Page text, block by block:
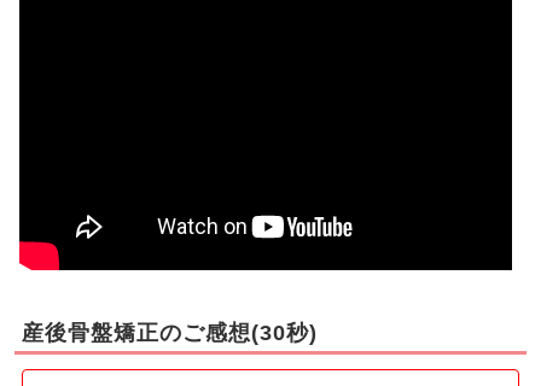
産後骨盤矯正のご感想(30秒)